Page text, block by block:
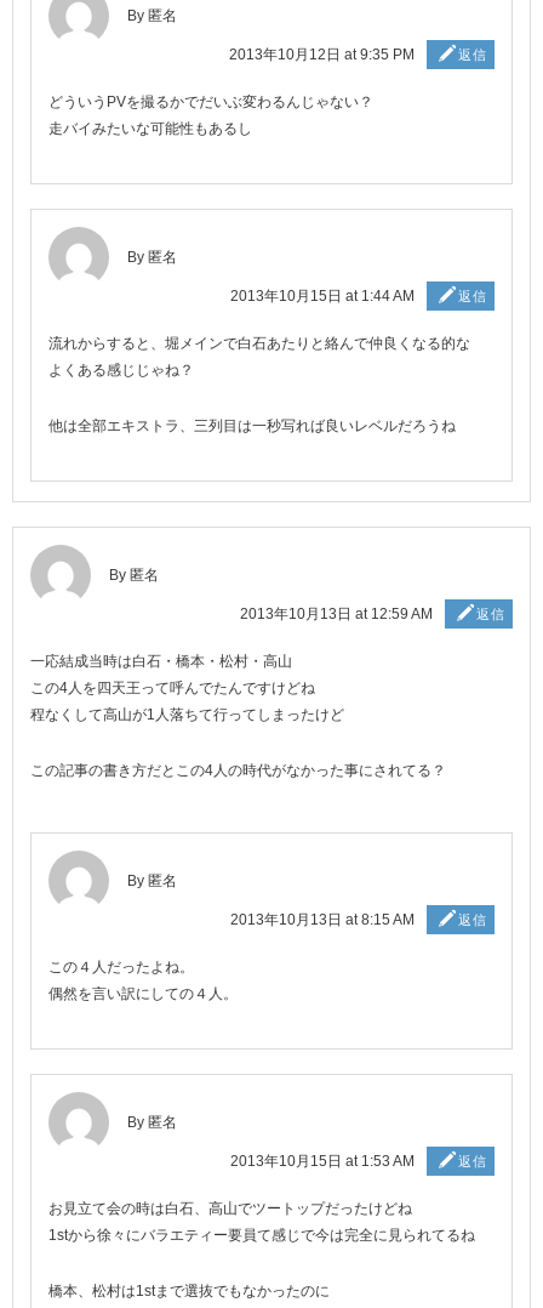
By 匿名
2013年10月12日 at 9:35 PM 返信
どういうPVを撮るかでだいぶ変わるんじゃない？
走バイみたいな可能性もあるし
By 匿名
2013年10月15日 at 1:44 AM 返信
流れからすると、堀メインで白石あたりと絡んで仲良くなる的な
よくある感じじゃね？
他は全部エキストラ、三列目は一秒写れば良いレベルだろうね
By 匿名
2013年10月13日 at 12:59 AM 返信
一応結成当時は白石・橋本・松村・高山
この4人を四天王って呼んでたんですけどね
程なくして高山が1人落ちて行ってしまったけど
この記事の書き方だとこの4人の時代がなかった事にされてる？
By 匿名
2013年10月13日 at 8:15 AM 返信
この４人だったよね。
偶然を言い訳にしての４人。
By 匿名
2013年10月15日 at 1:53 AM 返信
お見立て会の時は白石、高山でツートップだったけどね
1stから徐々にバラエティー要員て感じで今は完全に見られてるね
橋本、松村は1stまで選抜でもなかったのに